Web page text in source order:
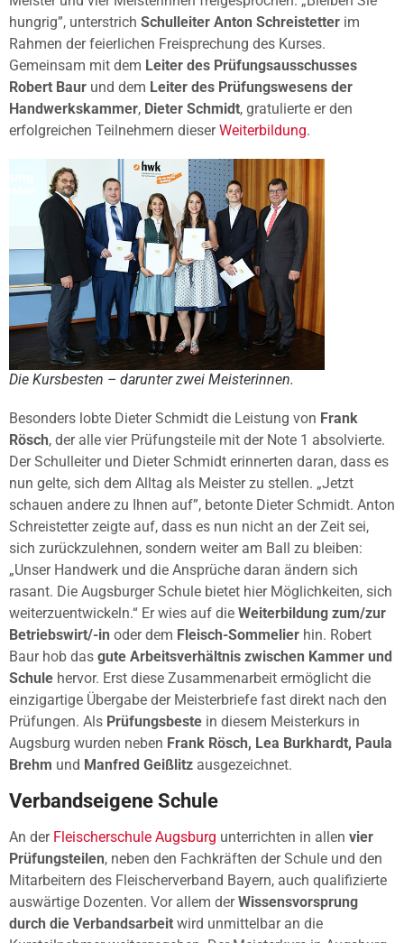
hungrig”, unterstrich Schulleiter Anton Schreistetter im
Rahmen der feierlichen Freisprechung des Kurses.
Gemeinsam mit dem Leiter des Prüfungsausschusses
Robert Baur und dem Leiter des Prüfungswesens der
Handwerkskammer, Dieter Schmidt, gratulierte er den
erfolgreichen Teilnehmern dieserWeiterbildung.
Die Kursbesten – darunter zwei Meisterinnen.
Besonders lobte Dieter Schmidt die Leistung von Frank
Rösch, der alle vier Prüfungsteile mit der Note 1 absolvierte.
Der Schulleiter und Dieter Schmidt erinnerten daran, dass es
nun gelte, sich dem Alltag als Meister zu stellen. „Jetzt
schauen andere zu Ihnen auf”, betonte Dieter Schmidt. Anton
Schreistetter zeigte auf, dass es nun nicht an der Zeit sei,
sich zurückzulehnen, sondern weiter am Ball zu bleiben:
„Unser Handwerk und die Ansprüche daran ändern sich
rasant. Die Augsburger Schule bietet hier Möglichkeiten, sich
weiterzuentwickeln.“ Er wies auf die Weiterbildung zum/zur
Betriebswirt/-in oder dem Fleisch-Sommelier hin. Robert
Baur hob das gute Arbeitsverhältnis zwischen Kammer und
Schule hervor. Erst diese Zusammenarbeit ermöglicht die
einzigartige Übergabe der Meisterbriefe fast direkt nach den
Prüfungen. Als Prüfungsbeste in diesem Meisterkurs in
Augsburg wurden neben Frank Rösch, Lea Burkhardt, Paula
Brehm und Manfred Geißlitz ausgezeichnet.
Verbandseigene Schule
An derFleischerschule Augsburg unterrichten in allen vier
Prüfungsteilen, neben den Fachkräften der Schule und den
Mitarbeitern des Fleischerverband Bayern, auch qualifizierte
auswärtige Dozenten. Vor allem derWissensvorsprung
durch die Verbandsarbeit wird unmittelbar an die